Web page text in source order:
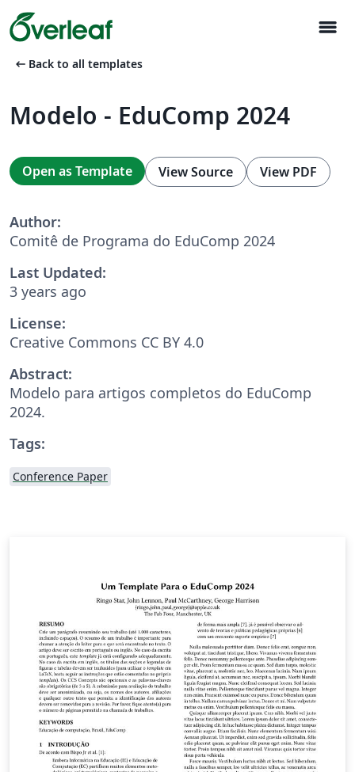
menu
arrow_left_alt Back to all templates
Modelo - EduComp 2024
Open as Template View Source View PDF
Author:
Comitê de Programa do EduComp 2024
Last Updated:
3 years ago
License:
Creative Commons CC BY 4.0
Abstract:
Modelo para artigos completos do EduComp
2024.
Tags:
Conference Paper